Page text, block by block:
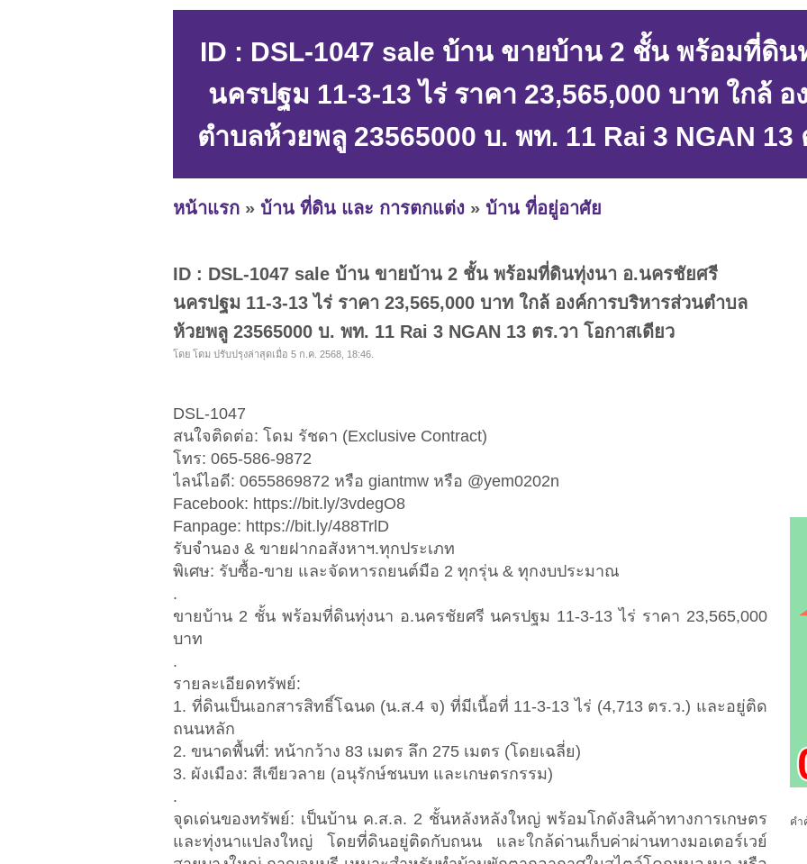
ID : DSL-1047 sale บ้าน ขายบ้าน 2 ชั้น พร้อมที่ดิ
นครปฐม 11-3-13 ไร่ ราคา 23,565,000 บาท ใกล้
ตำบลห้วยพลู 23565000 บ. พท. 11 Rai 3 NGAN 13
หน้าแรก » บ้าน ที่ดิน และ การตกแต่ง » บ้าน ที่อยู่อาศัย
ID : DSL-1047 sale บ้าน ขายบ้าน 2 ชั้น พร้อมที่ดินทุ่งนา อ.นครชัยศรี
นครปฐม 11-3-13 ไร่ ราคา 23,565,000 บาท ใกล้ องค์การบริหารส่วนตำบล
ห้วยพลู 23565000 บ. พท. 11 Rai 3 NGAN 13 ตร.วา โอกาสเดียว
โดย โดม ปรับปรุงล่าสุดเมื่อ 5 ก.ค. 2568, 18:46.
DSL-1047
สนใจติดต่อ: โดม รัชดา (Exclusive Contract)
โทร: 065-586-9872
ไลน์ไอดี: 0655869872 หรือ giantmw หรือ @yem0202n
Facebook: https://bit.ly/3vdegO8
Fanpage: https://bit.ly/488TrlD
รับจำนอง & ขายฝากอสังหาฯ.ทุกประเภท
พิเศษ: รับซื้อ-ขาย และจัดหารถยนต์มือ 2 ทุกรุ่น & ทุกงบประมาณ
.
ขายบ้าน 2 ชั้น พร้อมที่ดินทุ่งนา อ.นครชัยศรี นครปฐม 11-3-13 ไร่ ราคา 23,565,000
บาท
.
รายละเอียดทรัพย์:
1. ที่ดินเป็นเอกสารสิทธิ์โฉนด (น.ส.4 จ) ที่มีเนื้อที่ 11-3-13 ไร่ (4,713 ตร.ว.) และอยู่ติด
ถนนหลัก
2. ขนาดพื้นที่: หน้ากว้าง 83 เมตร ลึก 275 เมตร (โดยเฉลี่ย)
3. ผังเมือง: สีเขียวลาย (อนุรักษ์ชนบท และเกษตรกรรม)
.
จุดเด่นของทรัพย์: เป็นบ้าน ค.ส.ล. 2 ชั้นหลังหลังใหญ่ พร้อมโกดังสินค้าทางการเกษตร
และทุ่งนาแปลงใหญ่ โดยที่ดินอยู่ติดกับถนน และใกล้ด่านเก็บค่าผ่านทางมอเตอร์เวย์
คำ